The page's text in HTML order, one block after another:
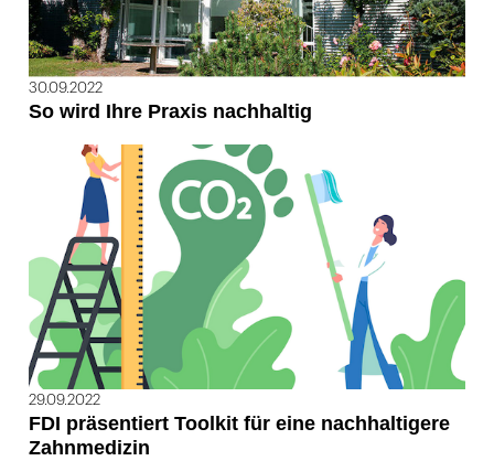
30.09.2022
So wird Ihre Praxis nachhaltig
29.09.2022
FDI präsentiert Toolkit für eine nachhaltigere
Zahnmedizin